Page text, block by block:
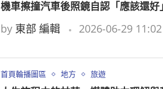
機車擦撞汽車後照鏡自認「應該還
by 東部 編輯 2026-06-29 11:02
首頁輪播圖區 地方 旅遊